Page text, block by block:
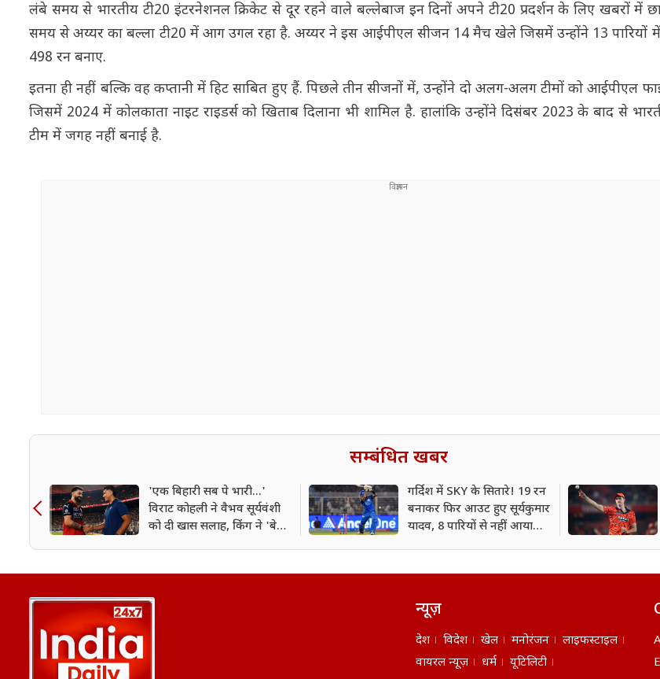
लंबे समय से भारतीय टी20 इंटरनेशनल क्रिकेट से दूर रहने वाले बल्लेबाज इन दिनों अपने टी20 प्रदर्शन के लिए खबरों में
समय से अय्यर का बल्ला टी20 में आग उगल रहा है. अय्यर ने इस आईपीएल सीजन 14 मैच खेले जिसमें उन्होंने 13
498 रन बनाए.
इतना ही नहीं बल्कि वह कप्तानी में हिट साबित हुए हैं. पिछले तीन सीजनों में, उन्होंने दो अलग-अलग टीमों को आईपीएल
जिसमें 2024 में कोलकाता नाइट राइडर्स को खिताब दिलाना भी शामिल है. हालांकि उन्होंने दिसंबर 2023 के बाद से
टीम में जगह नहीं बनाई है.
सम्बंधित खबर
'एक बिहारी सब पे भारी...'
विराट कोहली ने वैभव सूर्यवंशी
को दी खास सलाह, किंंग ने 'बेबी
गर्दिश में SKY के सितारे! 19 रन
बनाकर फिर आउट हुए सूर्यकुमार
यादव, 8 पारियों से नहीं आया
न्यूज़
देश विदेश खेल मनोरंजन
लाइफस्टाइल
वायरल न्यूज़
धर्म यूटिलिटी